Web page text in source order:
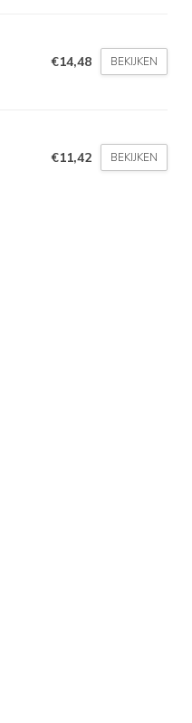
€14,48 BEKIJKEN
€11,42 BEKIJKEN